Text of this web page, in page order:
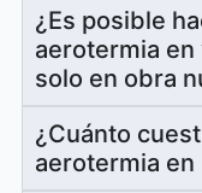
¿Es posible
aerotermia
solo en obra
¿Cuánto
aerotermia en